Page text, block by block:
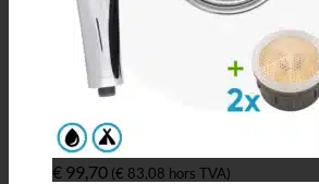
€ 99,70 (€ 83,08 hors TVA)